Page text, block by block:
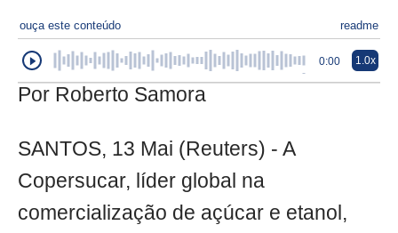
ouça este conteúdo readme
0:00 1.0x
Por Roberto Samora
SANTOS, 13 Mai (Reuters) - A
Copersucar, líder global na
comercialização de açúcar e etanol,